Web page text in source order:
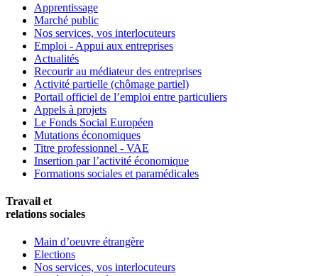
Apprentissage
Marché public
Nos services, vos interlocuteurs
Emploi - Appui aux entreprises
Actualités
Recourir au médiateur des entreprises
Activité partielle (chômage partiel)
Portail officiel de l’emploi entre particuliers
Appels à projets
Le Fonds Social Européen
Mutations économiques
Titre professionnel - VAE
Insertion par l’activité économique
Formations sociales et paramédicales
Travail et
relations sociales
Main d’oeuvre étrangère
Elections
Nos services, vos interlocuteurs